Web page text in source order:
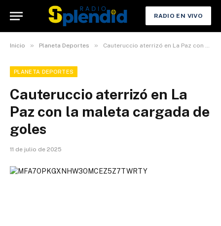
RADIO EN VIVO
Inicio » Planeta Deportes » Cauteruccio aterrizó en La Paz con la maleta cargada de goles
PLANETA DEPORTES
Cauteruccio aterrizó en La
Paz con la maleta cargada de
goles
11 de julio de 2025